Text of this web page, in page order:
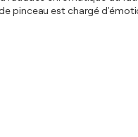
pinceau est chargé